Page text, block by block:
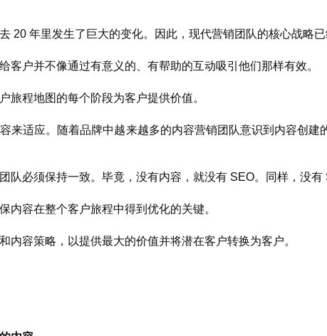
20 年里发生了巨大的变化。因此，现代营销团队的核心战略
客户并不像通过有意义的、有帮助的互动吸引他们那样有效。
旅程地图的每个阶段为客户提供价值。
来适应。随着品牌中越来越多的内容营销团队意识到内容创
队必须保持一致。毕竟，没有内容，就没有 SEO。同样，没有
内容在整个客户旅程中得到优化的关键。
内容策略，以提供最大的价值并将潜在客户转换为客户。